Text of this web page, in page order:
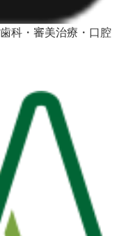
科・審美治療・口腔